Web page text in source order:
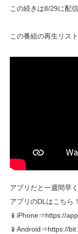
この続きは8/29に配
この番組の再生リス
アプリだと一週間早
アプリのDLはこちら！
📱iPhone⇒https://
📱Android⇒https://